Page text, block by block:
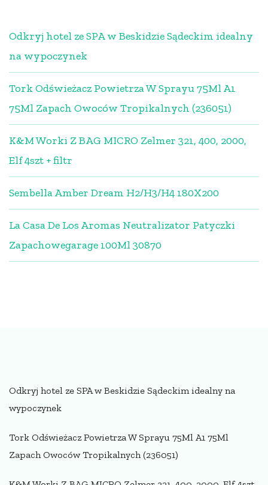
Odkryj hotel ze SPA w Beskidzie Sądeckim idealny
na wypoczynek
Tork Odświeżacz Powietrza W Sprayu 75Ml A1
75Ml Zapach Owoców Tropikalnych (236051)
K&M Worki Z BAG MICRO Zelmer 321, 400, 2000,
Elf 4szt + filtr
Sembella Amber Dream H2/H3/H4 180X200
La Casa De Los Aromas Neutralizator Patyczki
Zapachowegarage 100Ml 30870
Odkryj hotel ze SPA w Beskidzie Sądeckim idealny na
wypoczynek
Tork Odświeżacz Powietrza W Sprayu 75Ml A1 75Ml
Zapach Owoców Tropikalnych (236051)